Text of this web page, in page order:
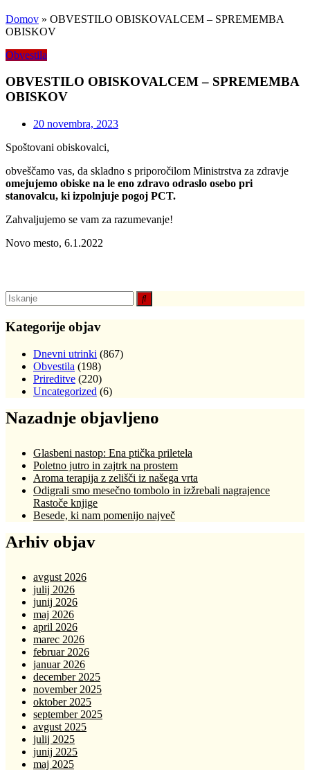
Domov » OBVESTILO OBISKOVALCEM – SPREMEMBA
OBISKOV
Obvestila
OBVESTILO OBISKOVALCEM – SPREMEMBA
OBISKOV
20 novembra, 2023
Spoštovani obiskovalci,
obveščamo vas, da skladno s priporočilom Ministrstva za zdravje
omejujemo obiske na le eno zdravo odraslo osebo pri
stanovalcu, ki izpolnjuje pogoj PCT.
Zahvaljujemo se vam za razumevanje!
Novo mesto, 6.1.2022
Kategorije objav
Dnevni utrinki (867)
Obvestila (198)
Prireditve (220)
Uncategorized (6)
Nazadnje objavljeno
Glasbeni nastop: Ena ptička priletela
Poletno jutro in zajtrk na prostem
Aroma terapija z zelišči iz našega vrta
Odigrali smo mesečno tombolo in izžrebali nagrajence
Rastoče knjige
Besede, ki nam pomenijo največ
Arhiv objav
avgust 2026
julij 2026
junij 2026
maj 2026
april 2026
marec 2026
februar 2026
januar 2026
december 2025
november 2025
oktober 2025
september 2025
avgust 2025
julij 2025
junij 2025
maj 2025